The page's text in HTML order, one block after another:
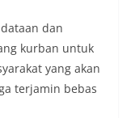
dan
kurban untuk
yang akan
terjamin bebas